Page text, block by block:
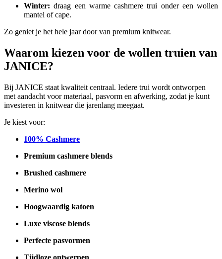
Winter: draag een warme cashmere trui onder een wollen
mantel of cape.
Zo geniet je het hele jaar door van premium knitwear.
Waarom kiezen voor de wollen truien van
JANICE?
Bij JANICE staat kwaliteit centraal. Iedere trui wordt ontworpen
met aandacht voor materiaal, pasvorm en afwerking, zodat je kunt
investeren in knitwear die jarenlang meegaat.
Je kiest voor:
100% Cashmere
Premium cashmere blends
Brushed cashmere
Merino wol
Hoogwaardig katoen
Luxe viscose blends
Perfecte pasvormen